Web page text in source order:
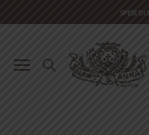
to
SPESE DI